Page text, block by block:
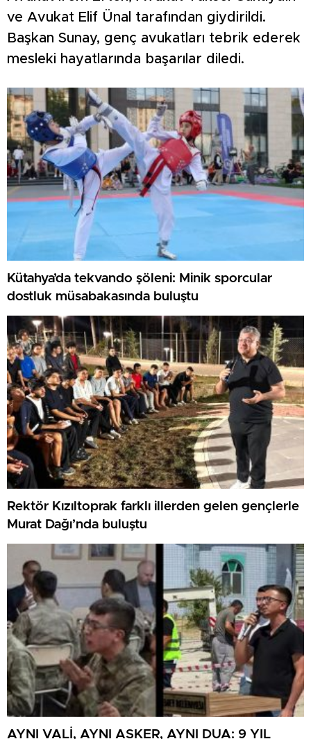
ve Avukat Elif Ünal tarafından giydirildi.
Başkan Sunay, genç avukatları tebrik ederek
mesleki hayatlarında başarılar diledi.
Kütahya’da tekvando şöleni: Minik sporcular
dostluk müsabakasında buluştu
Rektör Kızıltoprak farklı illerden gelen gençlerle
Murat Dağı’nda buluştu
AYNI VALİ, AYNI ASKER, AYNI DUA: 9 YIL